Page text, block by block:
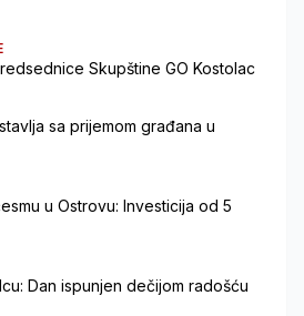
Skupštine GO Kostolac
sa prijemom građana u
u Ostrovu: Investicija od 5
Dan ispunjen dečijom radošću